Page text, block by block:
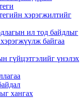
хэрэгжилтийг
ил тод байдлыг
байгаа
гүйцэтгэлийг үнэлэх
хангах